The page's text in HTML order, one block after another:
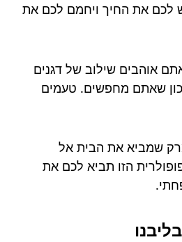
לכם את החיך ויחמם לכם את
אוהבים שילוב של דגנים
שאתם מחפשים. טעמים
שמביא את הבית אל
הזו תביא לכם את